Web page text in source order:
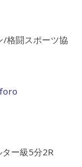
/格闘スポーツ協
ー級5分2R